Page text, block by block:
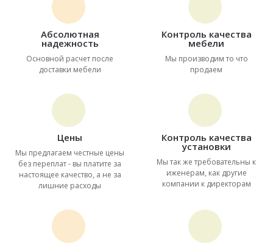
Абсолютная
надежность
Основной расчет после
доставки мебели
Контроль качества
мебели
Мы производим то что
продаем
Цены
Мы предлагаем честные цены
без переплат - вы платите за
настоящее качество, а не за
лишние расходы
Контроль качества
установки
Мы так же требовательны к
иженерам, как другие
компании к директорам